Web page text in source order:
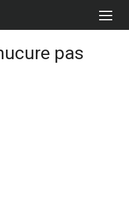
pas